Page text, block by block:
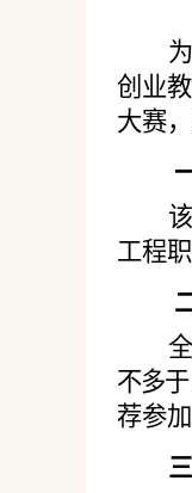
创业
大赛
工程
不多于
荐参加